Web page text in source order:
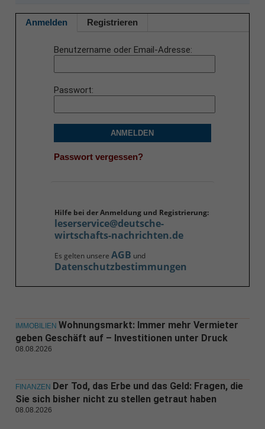
Anmelden Registrieren
Benutzername oder Email-Adresse
Passwort
ANMELDEN
Passwort vergessen?
Hilfe bei der Anmeldung und Registrierung:
leserservice@deutsche-
wirtschafts-nachrichten.de
Es gelten unsere AGB und
Datenschutzbestimmungen
IMMOBILIEN Wohnungsmarkt: Immer mehr Vermieter
geben Geschäft auf – Investitionen unter Druck
08.08.2026
FINANZEN Der Tod, das Erbe und das Geld: Fragen, die
Sie sich bisher nicht zu stellen getraut haben
08.08.2026